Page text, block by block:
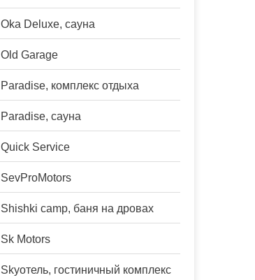
Oka Deluxe, сауна
Old Garage
Paradise, комплекс отдыха
Paradise, сауна
Quick Service
SevProMotors
Shishki camp, баня на дровах
Sk Motors
Skyотель, гостиничный комплекс